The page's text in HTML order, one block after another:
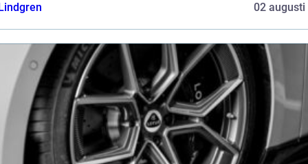
02 augusti